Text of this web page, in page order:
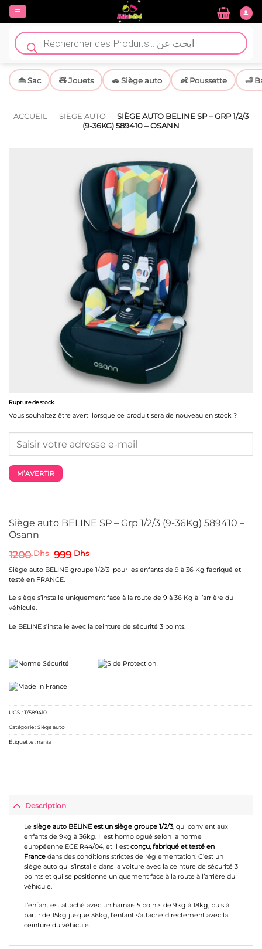
Passer
contenu
Recherche
de
produits
👜 Sac 🧸 Jouets 🚗 Siège auto 👶 Poussette 🛁
ACCUEIL - SIÈGE AUTO - SIÈGE AUTO BELINE SP – GRP 1/2/3
(9-36KG) 589410 – OSANN
Siège auto BELINE SP – Grp 1/2/3 (9-36Kg) 589410 –
Osann
1200Dhs Le
initial
était :
1200 Dhs.
999 DhsLe
prix
actuel
999 Dhs.
Siège auto BELINE groupe 1/2/3 pour les enfants de 9 à 36 Kg fabriqué et
testé en FRANCE.
Le siège s’installe uniquement face à la route de 9 à 36 Kg à l’arrière du
véhicule.
Le BELINE s’installe avec la ceinture de sécurité 3 points.
Rupture de stock
Vous souhaitez être averti lorsque ce produit sera de nouveau en stock ?
M’AVERTIR
UGS :T/589410
Catégorie :Siège auto
Étiquette :nania
Description
Le siège auto BELINE est un siège groupe 1/2/3, qui convient aux
enfants de 9kg à 36kg. Il est homologué selon la norme
européenne ECE R44/04, et il est conçu, fabriqué et testé en
Francedans des conditions strictes de réglementation. C’est un
siège auto qui s’installe dans la voiture avec la ceinture de sécurité 3
points et qui se positionne uniquement face à la route à l’arrière du
véhicule.
L’enfant est attaché avec un harnais 5 points de 9kg à 18kg, puis à
partir de 15kg jusque 36kg, l’enfant s’attache directement avec la
ceinture du véhicule.